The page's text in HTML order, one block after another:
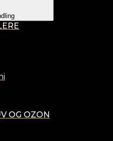
OG OZON